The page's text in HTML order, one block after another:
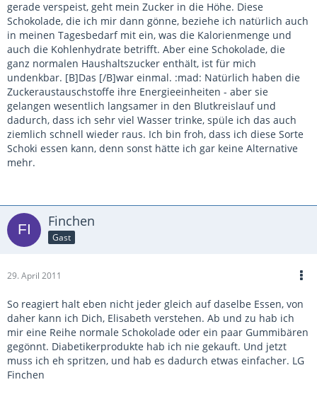
gerade verspeist, geht mein Zucker in die Höhe. Diese
Schokolade, die ich mir dann gönne, beziehe ich natürlich auch
in meinen Tagesbedarf mit ein, was die Kalorienmenge und
auch die Kohlenhydrate betrifft. Aber eine Schokolade, die
ganz normalen Haushaltszucker enthält, ist für mich
undenkbar. [B]Das [/B]war einmal. :mad: Natürlich haben die
Zuckeraustauschstoffe ihre Energieeinheiten - aber sie
gelangen wesentlich langsamer in den Blutkreislauf und
dadurch, dass ich sehr viel Wasser trinke, spüle ich das auch
ziemlich schnell wieder raus. Ich bin froh, dass ich diese Sorte
Schoki essen kann, denn sonst hätte ich gar keine Alternative
mehr.
Finchen
Gast
29. April 2011
So reagiert halt eben nicht jeder gleich auf daselbe Essen, von
daher kann ich Dich, Elisabeth verstehen. Ab und zu hab ich
mir eine Reihe normale Schokolade oder ein paar Gummibären
gegönnt. Diabetikerprodukte hab ich nie gekauft. Und jetzt
muss ich eh spritzen, und hab es dadurch etwas einfacher. LG
Finchen